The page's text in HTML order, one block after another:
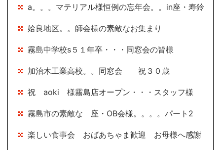
a。。。マテリアル様恒例の忘年会。。in座・寿鈴
姶良地区。。師会様の素敵なお集まり
霧島中学校s５１年卒・・・同窓会の皆様
加治木工業高校。。同窓会 祝３０歳
祝 aoki 様霧島店オープン・・・スタッフ様
霧島市の素敵な 座・OB会様。。。。パート2
楽しい食事会 おばあちゃま歓迎 お母様へ感謝